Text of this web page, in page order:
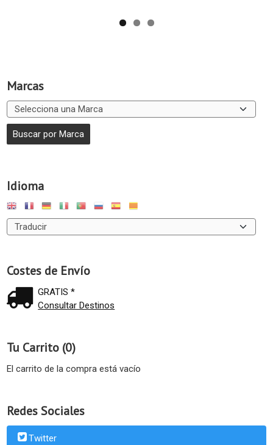
Marcas
Idioma
Costes de Envío
GRATIS *
Consultar Destinos
Tu Carrito (0)
El carrito de la compra está vacío
Redes Sociales
Twitter